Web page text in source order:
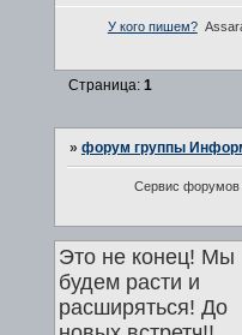
У кого пишем?
Страница: 1
» форум группы
Сервис
Это не конец! Мы
будем расти и
расширяться! До